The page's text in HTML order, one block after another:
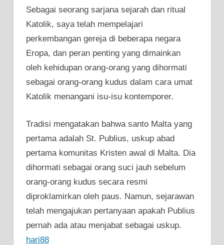
Sebagai seorang sarjana sejarah dan ritual
Katolik, saya telah mempelajari
perkembangan gereja di beberapa negara
Eropa, dan peran penting yang dimainkan
oleh kehidupan orang-orang yang dihormati
sebagai orang-orang kudus dalam cara umat
Katolik menangani isu-isu kontemporer.
Tradisi mengatakan bahwa santo Malta yang
pertama adalah St. Publius, uskup abad
pertama komunitas Kristen awal di Malta. Dia
dihormati sebagai orang suci jauh sebelum
orang-orang kudus secara resmi
diproklamirkan oleh paus. Namun, sejarawan
telah mengajukan pertanyaan apakah Publius
pernah ada atau menjabat sebagai uskup.
hari88